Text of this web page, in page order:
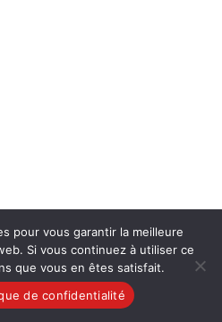
pour vous garantir la meilleure
Si vous continuez à utiliser ce
que vous en êtes satisfait.
de confidentialité
English